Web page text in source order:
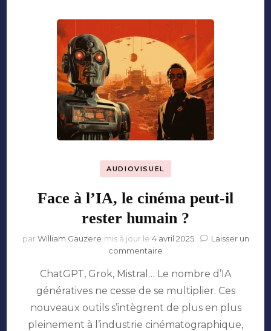
AUDIOVISUEL
Face à l’IA, le cinéma peut-il
rester humain ?
parWilliam Gauzere mis à jour le 4 avril 2025
Laisser un
commentaire
à
l’IA,
cinéma
peut-
ChatGPT, Grok, Mistral… Le nombre d’IA
génératives ne cesse de se multiplier. Ces
nouveaux outils s’intègrent de plus en plus
pleinement à l’industrie cinématographique,